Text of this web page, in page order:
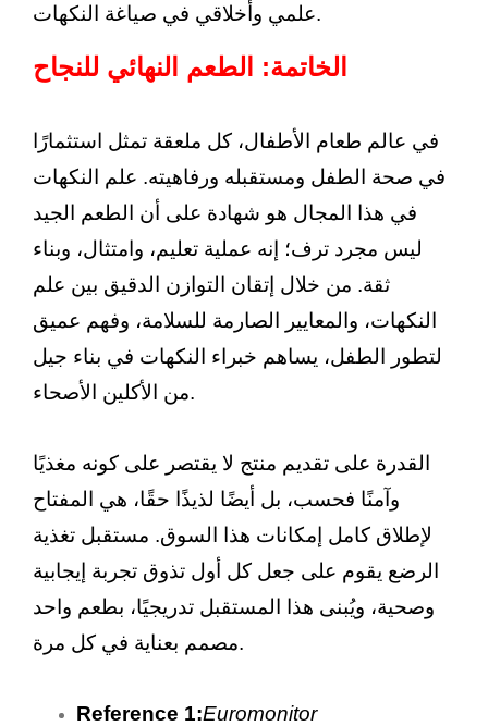
علمي وأخلاقي في صياغة النكهات.
الخاتمة: الطعم النهائي للنجاح
في عالم طعام الأطفال، كل ملعقة تمثل استثمارًا
في صحة الطفل ومستقبله ورفاهيته. علم النكهات
في هذا المجال هو شهادة على أن الطعم الجيد
ليس مجرد ترف؛ إنه عملية تعليم، وامتثال، وبناء
ثقة. من خلال إتقان التوازن الدقيق بين علم
النكهات، والمعايير الصارمة للسلامة، وفهم عميق
لتطور الطفل، يساهم خبراء النكهات في بناء جيل
من الأكلين الأصحاء.
القدرة على تقديم منتج لا يقتصر على كونه مغذيًا
وآمنًا فحسب، بل أيضًا لذيذًا حقًا، هي المفتاح
لإطلاق كامل إمكانات هذا السوق. مستقبل تغذية
الرضع يقوم على جعل كل أول تذوق تجربة إيجابية
وصحية، ويُبنى هذا المستقبل تدريجيًا، بطعم واحد
مصمم بعناية في كل مرة.
Reference 1:Euromonitor